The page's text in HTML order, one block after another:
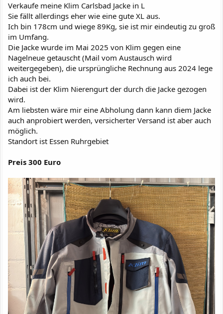
Verkaufe meine Klim Carlsbad Jacke in L
Sie fällt allerdings eher wie eine gute XL aus.
Ich bin 178cm und wiege 89Kg, sie ist mir eindeutig zu groß
im Umfang.
Die Jacke wurde im Mai 2025 von Klim gegen eine
Nagelneue getauscht (Mail vom Austausch wird
weitergegeben), die ursprüngliche Rechnung aus 2024 lege
ich auch bei.
Dabei ist der Klim Nierengurt der durch die Jacke gezogen
wird.
Am liebsten wäre mir eine Abholung dann kann diem Jacke
auch anprobiert werden, versicherter Versand ist aber auch
möglich.
Standort ist Essen Ruhrgebiet
Preis 300 Euro